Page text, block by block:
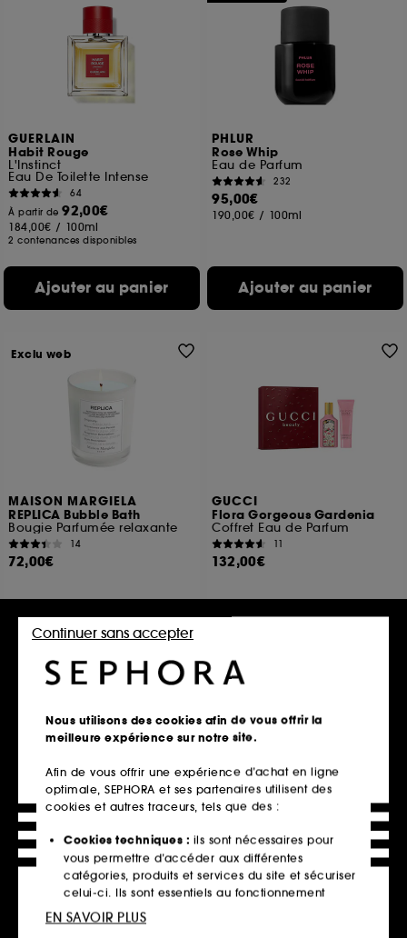
GUERLAIN
Habit Rouge
L'Instinct
Eau De Toilette Intense
64
À partir de92,00€
184,00€ / 100ml
2 contenances disponibles
Ajouter au panier
PHLUR
Rose Whip
Eau de Parfum
232
95,00€
190,00€ / 100ml
Ajouter au panier
MAISON MARGIELA
REPLICA Bubble Bath
Bougie Parfumée relaxante
14
72,00€
Exclu web
GUCCI
Flora Gorgeous Gardenia
Coffret Eau de Parfum
11
132,00€
PENHALIGON'S
Lotion pour le Corps
/100ml
GUCCI
The Alchemist's Garden
Tears From The Moon
Eau de Parfum
Nous utilisons des cookies afin de vous offrir la
meilleure expérience sur notre site.
Afin de vous offrir une expérience d’achat en ligne
optimale, SEPHORA et ses partenaires utilisent des
cookies et autres traceurs, tels que des :
Cookies techniques : ils sont nécessaires pour
vous permettre d’accéder aux différentes
catégories, produits et services du site et sécuriser
celui-ci. Ils sont essentiels au fonctionnement
technique du site et ne peuvent être désactivés.
Continuer sans accepter
EN SAVOIR PLUS